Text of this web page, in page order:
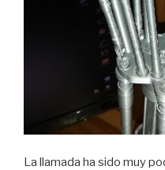
La llamada ha sido muy